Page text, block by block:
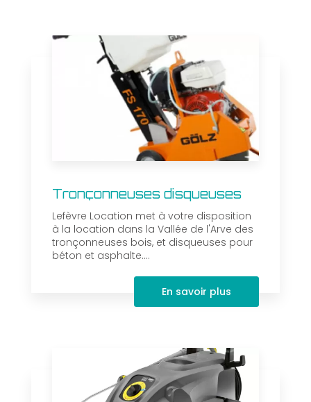
Tronçonneuses disqueuses
Lefèvre Location met à votre disposition
à la location dans la Vallée de l'Arve des
tronçonneuses bois, et disqueuses pour
béton et asphalte....
En savoir plus